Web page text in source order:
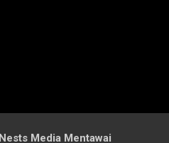
Nests Media Mentawai